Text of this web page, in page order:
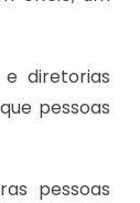
diretorias
pessoas
pessoas